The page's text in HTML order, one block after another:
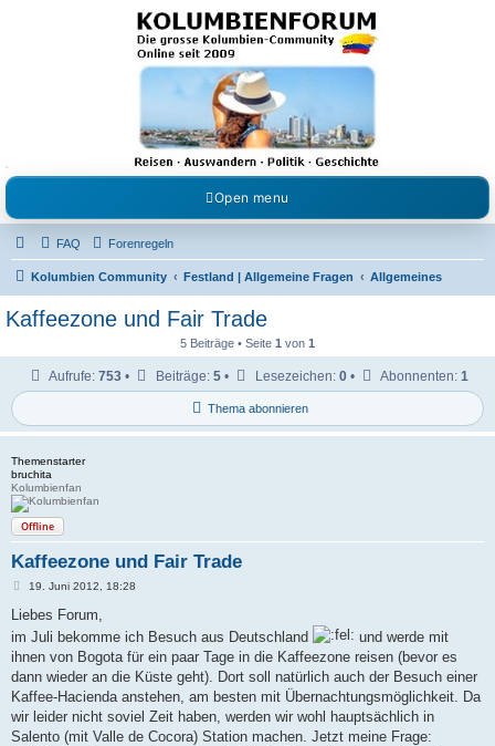
Kolumbienforum - Das
grosse Forum der
Freunde Kolumbiens
Reisen, Auswandern, Kultur, Politik, Geschichte und Visum in Kolumbien und Venezuela.
Austausch, Erfahrungen und Gemeinschaft im Kolumbienforum
Open menu
FAQ Forenregeln
Kolumbien Community Festland | Allgemeine Fragen Allgemeines
Kaffeezone und Fair Trade
5 Beiträge • Seite 1 von 1
Thema abonnieren
Aufrufe: 753 • Beiträge: 5 • Lesezeichen: 0 • Abonnenten: 1
Themenstarter
bruchita
Kolumbienfan
Offline
Kaffeezone und Fair Trade
B
i
r
g
19. Juni 2012, 18:28
Liebes Forum,
im Juli bekomme ich Besuch aus Deutschland
und werde mit
ihnen von Bogota für ein paar Tage in die Kaffeezone reisen (bevor es
dann wieder an die Küste geht). Dort soll natürlich auch der Besuch einer
Kaffee-Hacienda anstehen, am besten mit Übernachtungsmöglichkeit. Da
wir leider nicht soviel Zeit haben, werden wir wohl hauptsächlich in
Salento (mit Valle de Cocora) Station machen. Jetzt meine Frage: